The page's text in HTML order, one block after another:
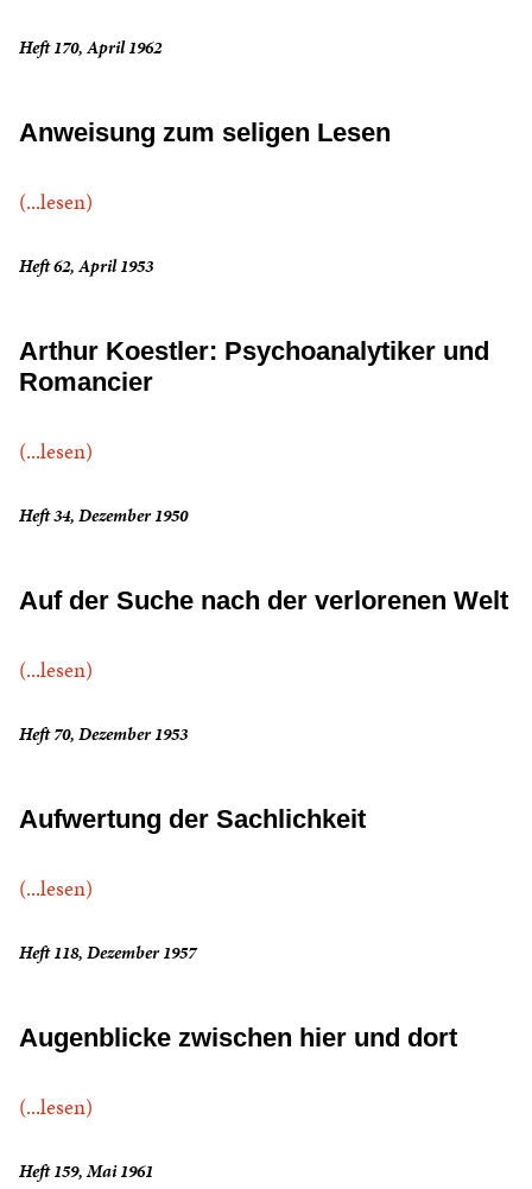
Heft 170, April 1962
Anweisung zum seligen Lesen
(...lesen)
Heft 62, April 1953
Arthur Koestler: Psychoanalytiker und
Romancier
(...lesen)
Heft 34, Dezember 1950
Auf der Suche nach der verlorenen Welt
(...lesen)
Heft 70, Dezember 1953
Aufwertung der Sachlichkeit
(...lesen)
Heft 118, Dezember 1957
Augenblicke zwischen hier und dort
(...lesen)
Heft 159, Mai 1961